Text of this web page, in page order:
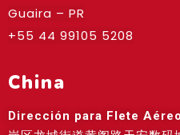
Guaira – PR
+55 44 99105 5208
China
Dirección para Flete Aéreo